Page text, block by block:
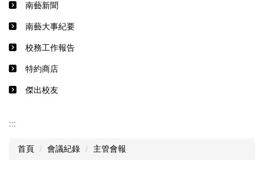
南藝新聞
南藝大事紀要
校務工作報告
特約商店
傑出校友
:::
首頁 會議紀錄 主管會報